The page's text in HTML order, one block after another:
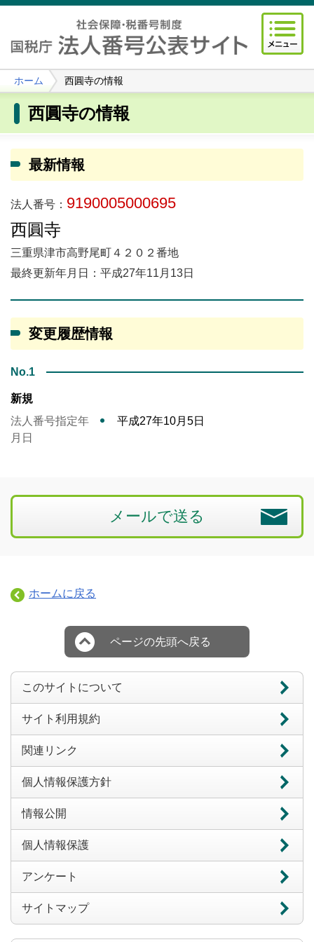
ホーム 西圓寺の情報
西圓寺の情報
最新情報
法人番号： 9190005000695
西圓寺
三重県津市高野尾町４２０２番地
最終更新年月日：平成27年11月13日
変更履歴情報
No.1
新規
法人番号指定年
月日
平成27年10月5日
メールで送る
ホームに戻る
ページの先頭へ戻る
このサイトについて
サイト利用規約
関連リンク
個人情報保護方針
情報公開
個人情報保護
アンケート
サイトマップ